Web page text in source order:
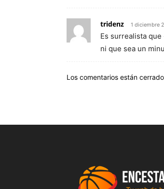
tridenz 1 diciembre
Es surrealista
ni que sea un
Los comentarios están